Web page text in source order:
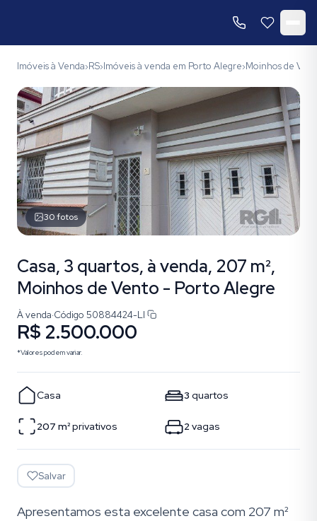
Imóveis à Venda›RS›Imóveis à venda em Porto Alegre›Moinhos de
30fotos
Casa, 3 quartos, à venda, 207 m²,
Moinhos de Vento - Porto Alegre
À venda·Código 50884424-LI
R$ 2.500.000
*Valores podem variar.
Casa 3 quartos
207 m²privativos 2 vagas
Salvar
Apresentamos esta excelente casa com 207 m²